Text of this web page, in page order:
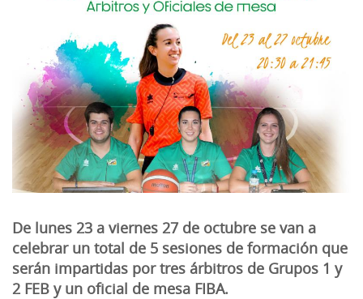
De lunes 23 a viernes 27 de octubre se van a
celebrar un total de 5 sesiones de formación que
serán impartidas por tres árbitros de Grupos 1 y
2 FEB y un oficial de mesa FIBA.